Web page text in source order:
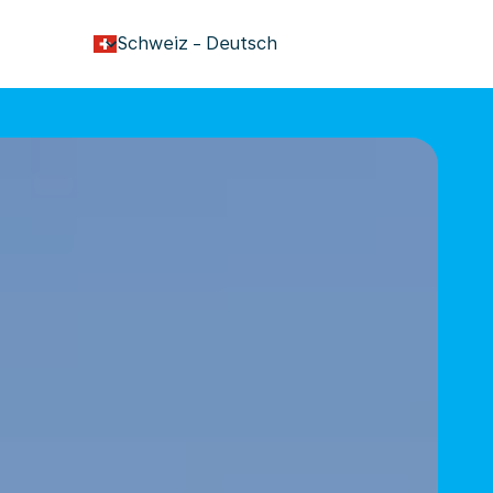
Schweiz - Deutsch
keyboard_arrow_down